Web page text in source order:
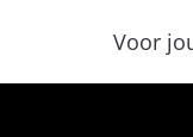
Voor